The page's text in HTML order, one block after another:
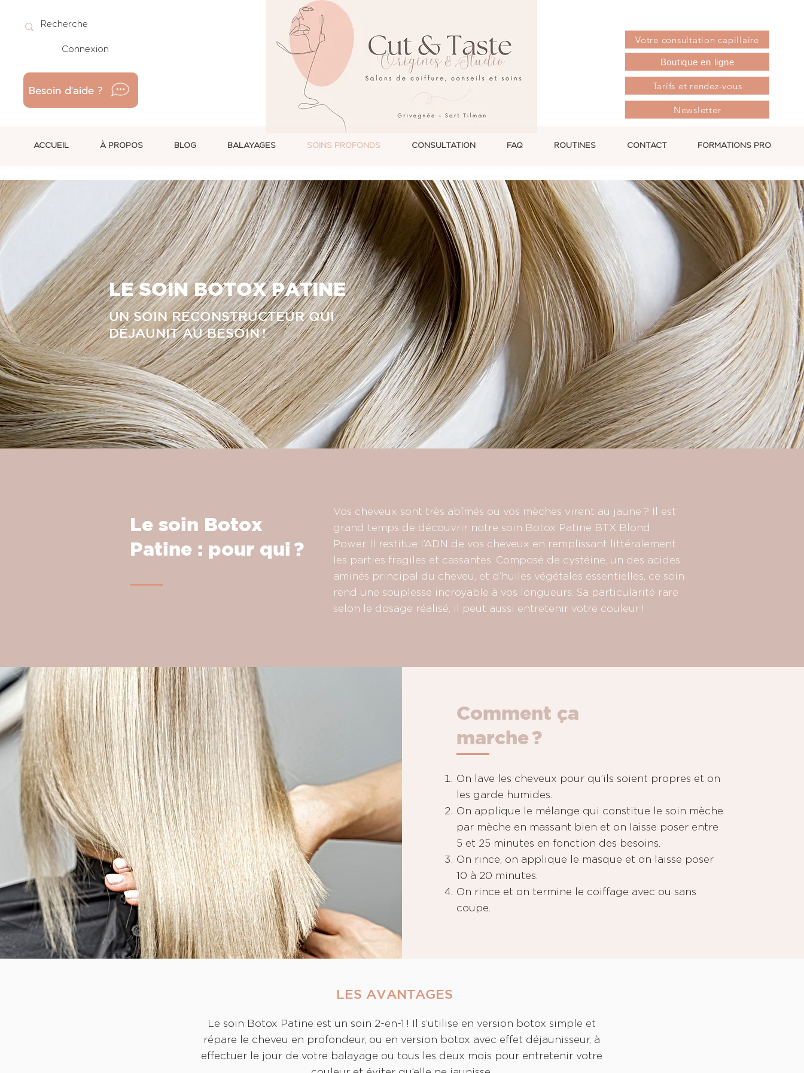
Connexion
Besoin d'aide ?
Votre consultation capillaire
Boutique en ligne
Tarifs et rendez-vous
Newsletter
ACCUEIL À PROPOS BLOG BALAYAGES SOINS PROFONDS CONSULTATION FAQ ROUTINES CONTACT FORMATIONS PRO
LE SOIN BOTOX PATINE
UN SOIN RECONSTRUCTEUR QUI
DÉJAUNIT AU BESOIN !
Le soin Botox
Patine : pour qui ?
Vos cheveux sont très abîmés ou vos mèches virent au jaune ? Il est
grand temps de découvrir notre soin Botox Patine BTX Blond
Power. Il restitue l’ADN de vos cheveux en remplissant littéralement
les parties fragiles et cassantes. Composé de cystéine, un des acides
aminés principal du cheveu, et d’huiles végétales essentielles, ce soin
rend une souplesse incroyable à vos longueurs. Sa particularité rare :
selon le dosage réalisé, il peut aussi entretenir votre couleur !
Comment ça
marche ?
On lave les cheveux pour qu’ils soient propres et on
les garde humides.
On applique le mélange qui constitue le soin mèche
par mèche en massant bien et on laisse poser entre
5 et 25 minutes en fonction des besoins.
On rince, on applique le masque et on laisse poser
10 à 20 minutes.
On rince et on termine le coiffage avec ou sans
coupe.
LES AVANTAGES
Le soin Botox Patine est un soin 2-en-1 ! Il s’utilise en version botox simple et
répare le cheveu en profondeur, ou en version botox avec effet déjaunisseur, à
effectuer le jour de votre balayage ou tous les deux mois pour entretenir votre